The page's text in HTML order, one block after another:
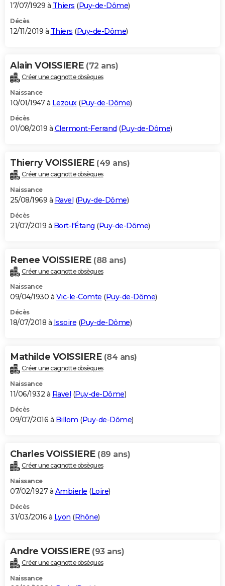
17/07/1929 à Thiers (Puy-de-Dôme)
Décès
12/11/2019 à Thiers (Puy-de-Dôme)
Alain VOISSIERE (72 ans)
Créer une cagnotte obsèques
Naissance
10/01/1947 à Lezoux(Puy-de-Dôme)
Décès
01/08/2019 à Clermont-Ferrand (Puy-de-Dôme)
Thierry VOISSIERE (49 ans)
Créer une cagnotte obsèques
Naissance
25/08/1969 à Ravel (Puy-de-Dôme)
Décès
21/07/2019 à Bort-l'Étang (Puy-de-Dôme)
Renee VOISSIERE (88 ans)
Créer une cagnotte obsèques
Naissance
09/04/1930 à Vic-le-Comte (Puy-de-Dôme)
Décès
18/07/2018 à Issoire (Puy-de-Dôme)
Mathilde VOISSIERE (84 ans)
Créer une cagnotte obsèques
Naissance
11/06/1932 à Ravel (Puy-de-Dôme)
Décès
09/07/2016 à Billom (Puy-de-Dôme)
Charles VOISSIERE (89 ans)
Créer une cagnotte obsèques
Naissance
07/02/1927 à Ambierle (Loire)
Décès
31/03/2016 à Lyon (Rhône)
Andre VOISSIERE (93 ans)
Créer une cagnotte obsèques
Naissance